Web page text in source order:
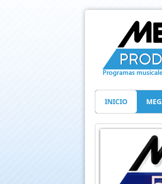
INICIO